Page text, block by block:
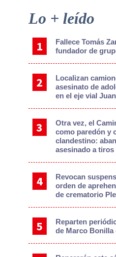
Primary
Sidebar
Lo + leído
Fallece Tomás
fundador de
Localizan
asesinato de
en el eje vial
Otra vez, el
como paredón y
clandestino:
asesinado a tiros
Revocan
orden de
de crematorio
Reparten
de Marco Bonilla